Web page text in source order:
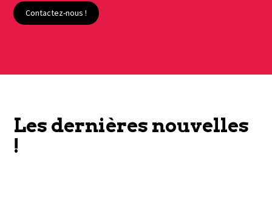
Contactez-nous !
Les dernières nouvelles
!